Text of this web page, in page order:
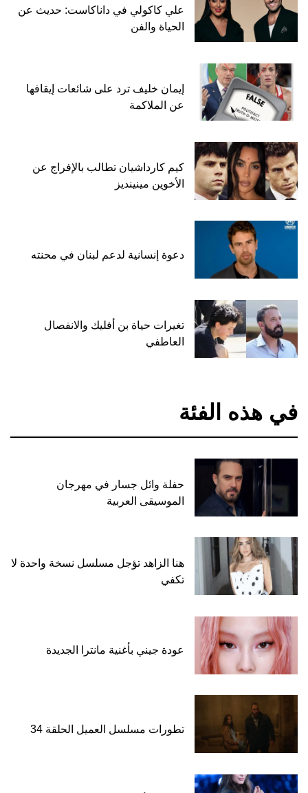
علي كاكولي في داناكاست: حديث عن
الحياة والفن
إيمان خليف ترد على شائعات إيقافها
عن الملاكمة
كيم كارداشيان تطالب بالإفراج عن
الأخوين مينينديز
دعوة إنسانية لدعم لبنان في محنته
تغيرات حياة بن أفليك والانفصال
العاطفي
في هذه الفئة
حفلة وائل جسار في مهرجان
الموسيقى العربية
هنا الزاهد تؤجل مسلسل نسخة واحدة لا
تكفي
عودة جيني بأغنية مانترا الجديدة
تطورات مسلسل العميل الحلقة 34